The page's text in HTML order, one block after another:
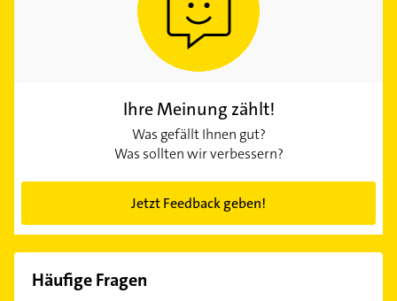
Ihre Meinung zählt!
Was gefällt Ihnen gut?
Was sollten wir verbessern?
Jetzt Feedback geben!
Häufige Fragen